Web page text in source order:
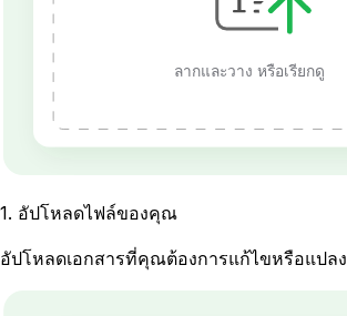
ลากและวาง หรือเรียกดู
1. อัปโหลดไฟล์ของคุณ
อัปโหลดเอกสารที่คุณต้องการแก้ไขหรือแปลง